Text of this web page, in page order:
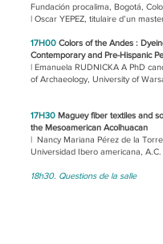
Fundación procalima, Bogotá,
| Oscar YEPEZ, titulaire d’un
17H00 Colors of the Andes :
Contemporary and Pre-Hispanic
| Emanuela RUDNICKA A PhD
of Archaeology, University of
17H30 Maguey fiber textiles and
the Mesoamerican Acolhuacan
| Nancy Mariana Pérez de la Torre
Universidad Ibero americana, A.C.
18h30. Questions de la salle